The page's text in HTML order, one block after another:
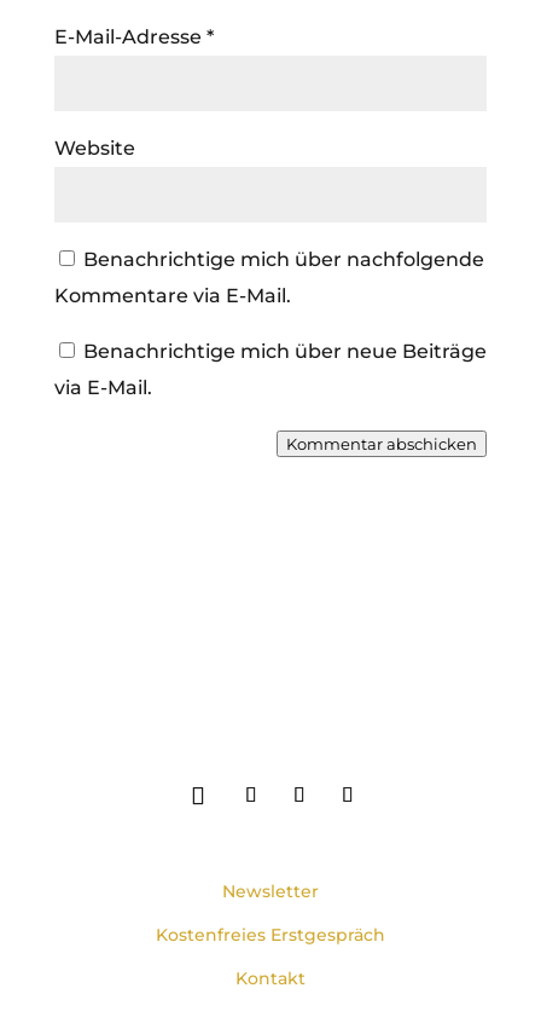
E-Mail-Adresse *
Website
Benachrichtige mich über nachfolgende
Kommentare via E-Mail.
Benachrichtige mich über neue Beiträge
via E-Mail.
Kommentar abschicken
Newsletter
Kostenfreies Erstgespräch
Kontakt